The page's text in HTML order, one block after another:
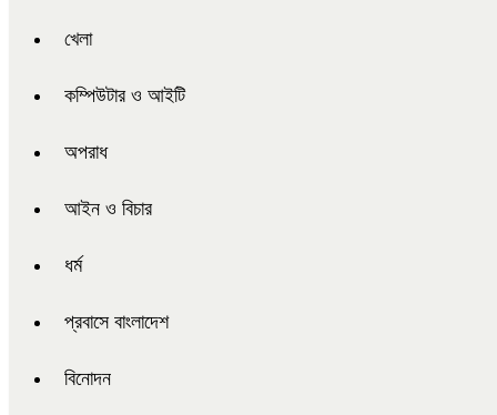
খেলা
কম্পিউটার ও আইটি
অপরাধ
আইন ও বিচার
ধর্ম
প্রবাসে বাংলাদেশ
বিনোদন